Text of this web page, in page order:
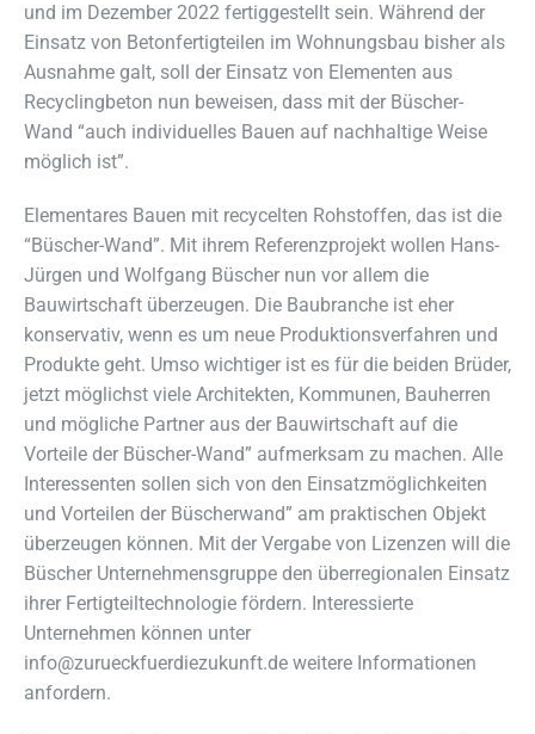
und im Dezember 2022 fertiggestellt sein. Während der
Einsatz von Betonfertigteilen im Wohnungsbau bisher als
Ausnahme galt, soll der Einsatz von Elementen aus
Recyclingbeton nun beweisen, dass mit der Büscher-
Wand “auch individuelles Bauen auf nachhaltige Weise
möglich ist”.
Elementares Bauen mit recycelten Rohstoffen, das ist die
“Büscher-Wand”. Mit ihrem Referenzprojekt wollen Hans-
Jürgen und Wolfgang Büscher nun vor allem die
Bauwirtschaft überzeugen. Die Baubranche ist eher
konservativ, wenn es um neue Produktionsverfahren und
Produkte geht. Umso wichtiger ist es für die beiden Brüder,
jetzt möglichst viele Architekten, Kommunen, Bauherren
und mögliche Partner aus der Bauwirtschaft auf die
Vorteile der Büscher-Wand” aufmerksam zu machen. Alle
Interessenten sollen sich von den Einsatzmöglichkeiten
und Vorteilen der Büscherwand” am praktischen Objekt
überzeugen können. Mit der Vergabe von Lizenzen will die
Büscher Unternehmensgruppe den überregionalen Einsatz
ihrer Fertigteiltechnologie fördern. Interessierte
Unternehmen können unter
info@zurueckfuerdiezukunft.de weitere Informationen
anfordern.